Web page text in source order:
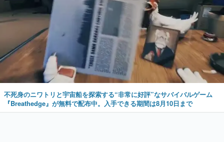
不死身のニワトリと宇宙船を探索する“非常に好評”なサバイバルゲーム
『Breathedge』が無料で配布中。入手できる期間は8月10日まで